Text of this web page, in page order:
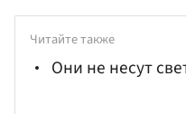
Читайте также
Они не несут